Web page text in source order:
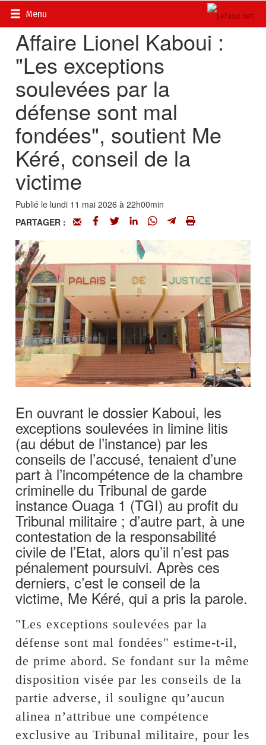
Menu
Accueil>
Affaire Lionel Kaboui :
"Les exceptions
soulevées par la
défense sont mal
fondées", soutient Me
Kéré, conseil de la
victime
Publié le lundi 11 mai 2026 à 22h00min
PARTAGER :
En ouvrant le dossier Kaboui, les
exceptions soulevées in limine litis
(au début de l’instance) par les
conseils de l’accusé, tenaient d’une
part à l’incompétence de la chambre
criminelle du Tribunal de garde
instance Ouaga 1 (TGI) au profit du
Tribunal militaire ; d’autre part, à une
contestation de la responsabilité
civile de l’Etat, alors qu’il n’est pas
pénalement poursuivi. Après ces
derniers, c’est le conseil de la
victime, Me Kéré, qui a pris la parole.
"Les exceptions soulevées par la
défense sont mal fondées" estime-t-il,
de prime abord. Se fondant sur la même
disposition visée par les conseils de la
partie adverse, il souligne qu’aucun
alinea n’attribue une compétence
exclusive au Tribunal militaire, pour les